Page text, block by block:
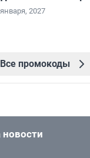
2027
Все промокоды
новости